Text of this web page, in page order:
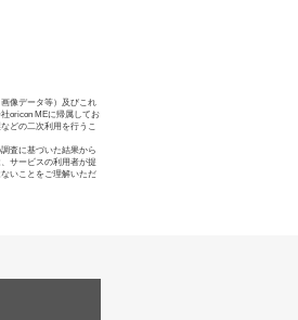
像データ等）及びこれ
oricon MEに帰属してお
どの二次利用を行うこ
査に基づいた結果から
サービスの利用者が提
いことをご理解いただ